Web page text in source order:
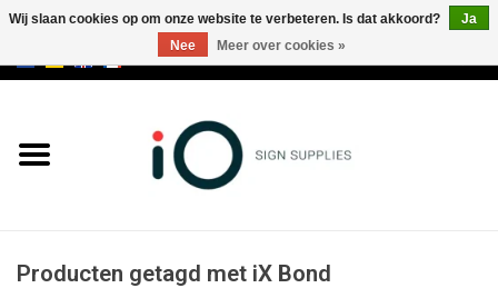
Merken
Producten getagd met iX Bond
Wij slaan cookies op om onze website te verbeteren. Is dat akkoord?
Ja
Nee
Meer over cookies »